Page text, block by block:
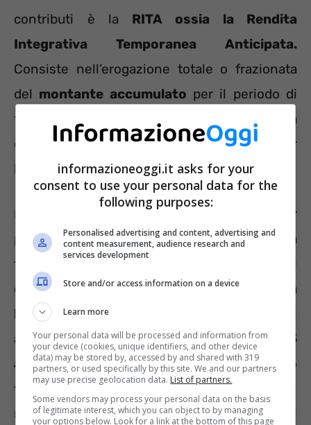
contributi è la RITA ossia la Rendita
Integrativa Temporanea Anticipata.
Consiste nell’erogazione totale o frazionata
del montante accumulato per il periodo di
tempo decorrente dall’accettazione della
domanda alla maturazione dei requisiti per
l’accesso alla pensione di vecchiaia.
Per richiedere la RITA occorrerà aver
partecipato perminimo cinque anniad una
forma pensionistica complementare. Nel
contempo sarà necessariocessare l’attività
lavorativa, riuscire a maturare i requisiti
anagrafici della pensione di vecchiaianei 5
anni successivie aver maturato almeno
venti anni di contributi. A 58 anni, dunque,
non sarebbe possibile il pensionamento ma si
informazioneoggi.it asks for your
consent to use your personal data for the
following purposes:
Personalised advertising and content, advertising and
content measurement, audience research and
services development
Store and/or access information on a device
Learn more
Your personal data will be processed and information from
your device (cookies, unique identifiers, and other device
data) may be stored by, accessed by and shared with 319
partners, or used specifically by this site. We and our partners
may use precise geolocation data. List of partners.
Some vendors may process your personal data on the basis
of legitimate interest, which you can object to by managing
your options below. Look for a link at the bottom of this page